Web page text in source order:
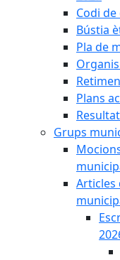
Codi
Bústia
Pla de
Plans
Grups
Articles